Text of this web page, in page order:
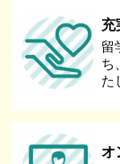
充
留
ち
た
オ